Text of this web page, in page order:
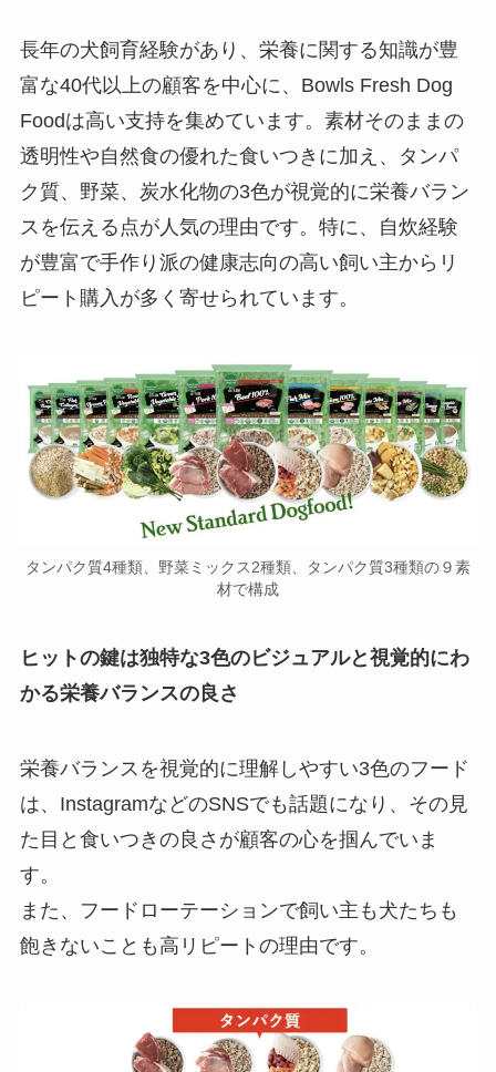
長年の犬飼育経験があり、栄養に関する知識が豊
富な40代以上の顧客を中心に、Bowls Fresh Dog
Foodは高い支持を集めています。素材そのままの
透明性や自然食の優れた食いつきに加え、タンパ
ク質、野菜、炭水化物の3色が視覚的に栄養バラン
スを伝える点が人気の理由です。特に、自炊経験
が豊富で手作り派の健康志向の高い飼い主からリ
ピート購入が多く寄せられています。
タンパク質4種類、野菜ミックス2種類、タンパク質3種類の９素
材で構成
ヒットの鍵は独特な3色のビジュアルと視覚的にわ
かる栄養バランスの良さ
栄養バランスを視覚的に理解しやすい3色のフード
は、InstagramなどのSNSでも話題になり、その見
た目と食いつきの良さが顧客の心を掴んでいま
す。
また、フードローテーションで飼い主も犬たちも
飽きないことも高リピートの理由です。